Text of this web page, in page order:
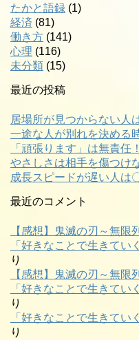
たかと語録 (1)
経済 (81)
働き方 (141)
心理 (116)
未分類 (15)
最近の投稿
居場所が見つからない人
一途な人が別れを決める
「頑張ります」は無責任！
やさしさは相手を傷つけ
成長スピードが遅い人は
最近のコメント
【感想】鬼滅の刃～無限
「好きなことで生きてい
り
【感想】鬼滅の刃～無限
「好きなことで生きてい
り
「好きなことで生きてい
り